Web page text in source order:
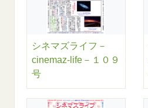
シネマズライフ－
cinemaz-life－１０９
号